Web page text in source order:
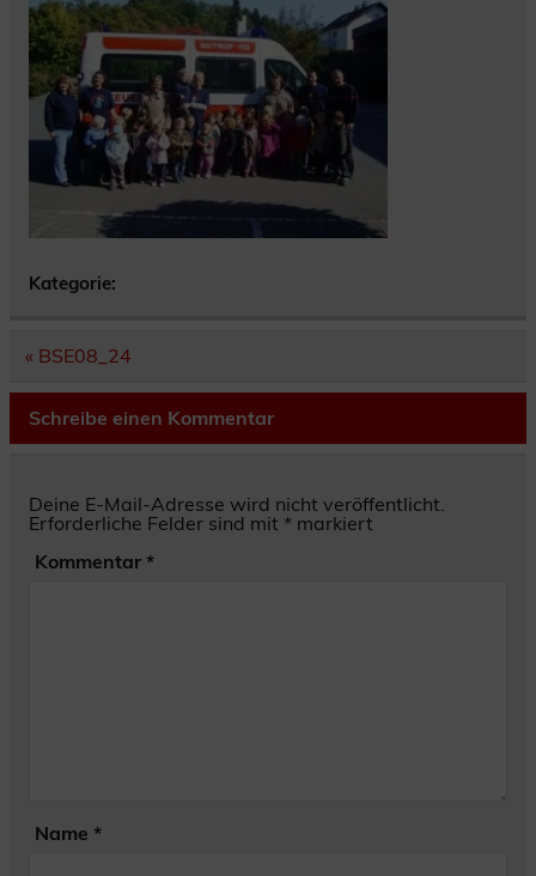
Kategorie:
Beitragsnavigation
« BSE08_24
Schreibe einen Kommentar
Deine E-Mail-Adresse wird nicht veröffentlicht.
Erforderliche Felder sind mit * markiert
Kommentar *
Name *